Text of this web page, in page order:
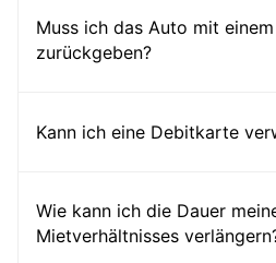
Muss ich das Auto mit
zurückgeben?
Kann ich eine Debitkarte
Wie kann ich die Dauer
Mietverhältnisses